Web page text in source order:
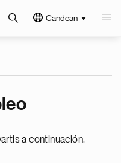
Candean
a continuación.